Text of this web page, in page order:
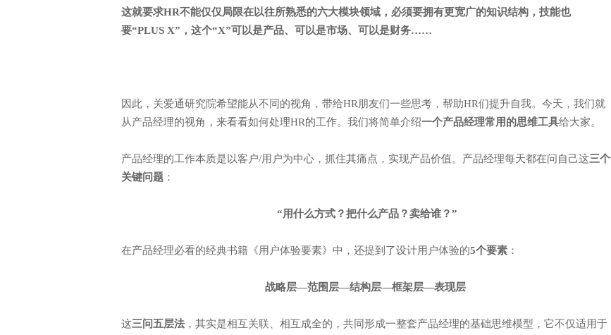
这就要求HR不能仅仅局限在以往所熟悉的六大模块领域，必须要拥有更宽广的知识结构，技能也
要“PLUS X”，这个“X”可以是产品、可以是市场、可以是财务……
因此，关爱通研究院希望能从不同的视角，带给HR朋友们一些思考，帮助HR们提升自我。今天，我们就
从产品经理的视角，来看看如何处理HR的工作。我们将简单介绍一个产品经理常用的思维工具给大家。
产品经理的工作本质是以客户/用户为中心，抓住其痛点，实现产品价值。产品经理每天都在问自己这三个
关键问题 ：
“用什么方式？把什么产品？卖给谁？”
在产品经理必看的经典书籍《用户体验要素》中，还提到了设计用户体验的5个要素 ：
战略层—范围层—结构层—框架层—表现层
这三问五层法 ，其实是相互关联、相互成全的，共同形成一整套产品经理的基础思维模型，它不仅适用于